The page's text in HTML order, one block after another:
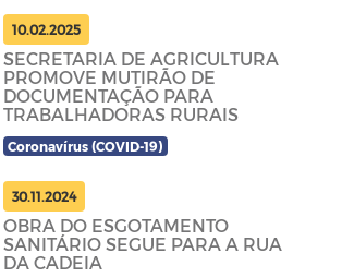
10.02.2025
SECRETARIA DE AGRICULTURA
PROMOVE MUTIRÃO DE
DOCUMENTAÇÃO PARA
TRABALHADORAS RURAIS
Coronavírus (COVID-19)
30.11.2024
OBRA DO ESGOTAMENTO
SANITÁRIO SEGUE PARA A RUA
DA CADEIA